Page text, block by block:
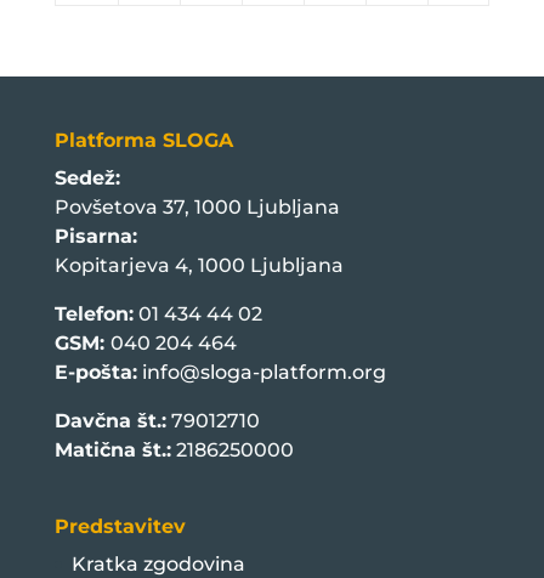
Platforma SLOGA
Sedež:
Povšetova 37, 1000 Ljubljana
Pisarna:
Kopitarjeva 4, 1000 Ljubljana
Telefon:01 434 44 02
GSM: 040 204 464
E-pošta: info@sloga-platform.org
Davčna št.:79012710
Matična št.:2186250000
Predstavitev
Kratka zgodovina